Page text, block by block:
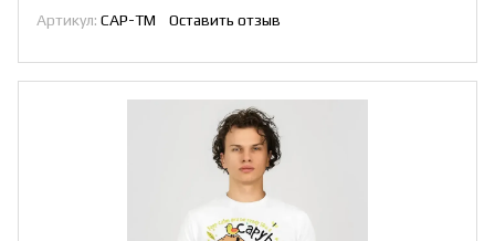
Артикул: CAP-TM Оставить отзыв